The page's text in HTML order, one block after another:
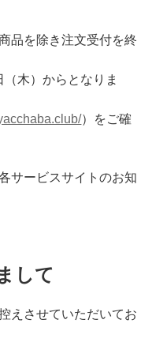
品を除き注文受付を終
木）からとなりま
）をご確
サービスサイトのお知
して
えさせていただいてお